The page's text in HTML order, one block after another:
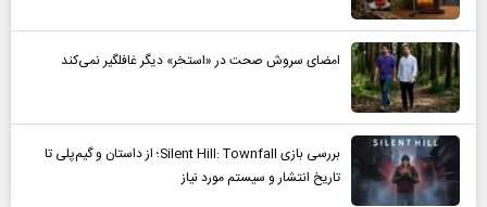
امضای سروش صحت در «استخر» دیگر غافلگیر نمی‌کند
بررسی بازی Silent Hill: Townfall؛ از داستان و گیم‌پلی تا
تاریخ انتشار و سیستم مورد نیاز